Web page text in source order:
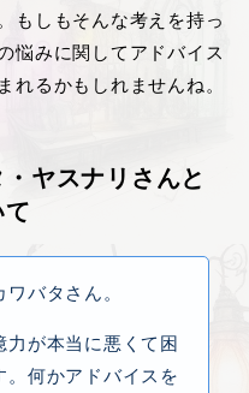
もしもそんな考えを持っ
悩みに関してアドバイス
れるかもしれませんね。
ヤスナリさんと
バタさん。
力が本当に悪くて困
。何かアドバイスを